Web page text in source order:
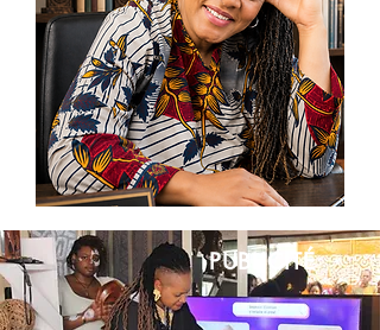
PUBLICITÉ